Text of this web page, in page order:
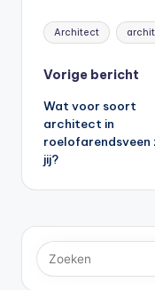
Tags:
Architect
Bericht
navigatie
Vorige bericht
Wat voor soort
architect in
roelofarendsveen
jij?